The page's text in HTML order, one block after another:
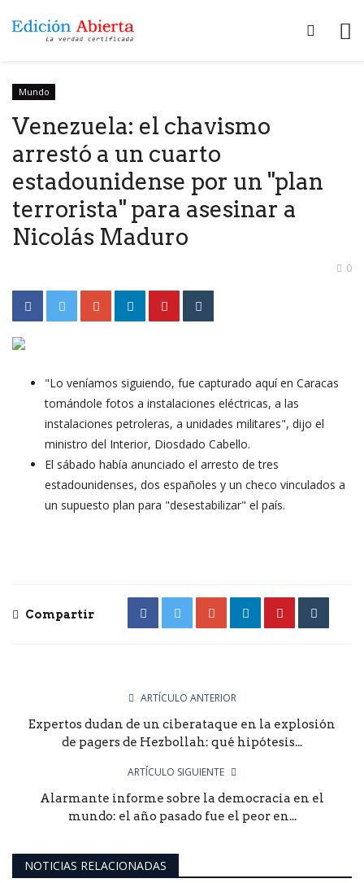
Mundo
Venezuela: el chavismo
arrestó a un cuarto
estadounidense por un "plan
terrorista" para asesinar a
Nicolás Maduro
0
"Lo veníamos siguiendo, fue capturado aquí en Caracas
tomándole fotos a instalaciones eléctricas, a las
instalaciones petroleras, a unidades militares", dijo el
ministro del Interior, Diosdado Cabello.
El sábado había anunciado el arresto de tres
estadounidenses, dos españoles y un checo vinculados a
un supuesto plan para "desestabilizar" el país.
Compartir
ARTÍCULO ANTERIOR
Expertos dudan de un ciberataque en la explosión
de pagers de Hezbollah: qué hipótesis...
ARTÍCULO SIGUIENTE
Alarmante informe sobre la democracia en el
mundo: el año pasado fue el peor en...
NOTICIAS RELACIONADAS